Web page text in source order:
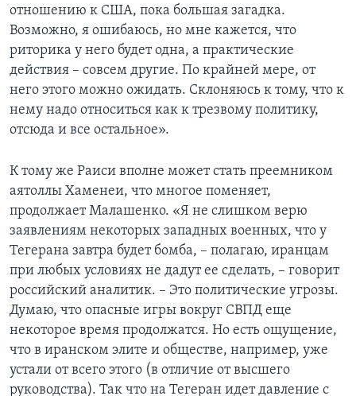
отношению к США, пока большая загадка.
Возможно, я ошибаюсь, но мне кажется, что
риторика у него будет одна, а практические
действия – совсем другие. По крайней мере, от
него этого можно ожидать. Склоняюсь к тому, что к
нему надо относиться как к трезвому политику,
отсюда и все остальное».
К тому же Раиси вполне может стать преемником
аятоллы Хаменеи, что многое поменяет,
продолжает Малашенко. «Я не слишком верю
заявлениям некоторых западных военных, что у
Тегерана завтра будет бомба, – полагаю, иранцам
при любых условиях не дадут ее сделать, – говорит
российский аналитик. – Это политические угрозы.
Думаю, что опасные игры вокруг СВПД еще
некоторое время продолжатся. Но есть ощущение,
что в иранском элите и обществе, например, уже
устали от всего этого (в отличие от высшего
руководства). Так что на Тегеран идет давление с